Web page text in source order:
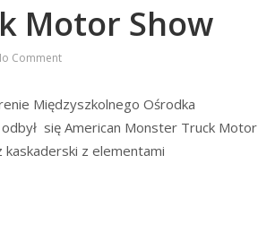
Motor Show
Comment
Międzyszkolnego Ośrodka
się American Monster Truck Motor
z elementami